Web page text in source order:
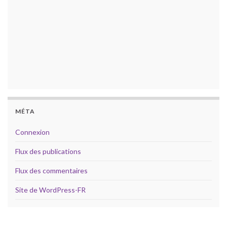
MÉTA
Connexion
Flux des publications
Flux des commentaires
Site de WordPress-FR